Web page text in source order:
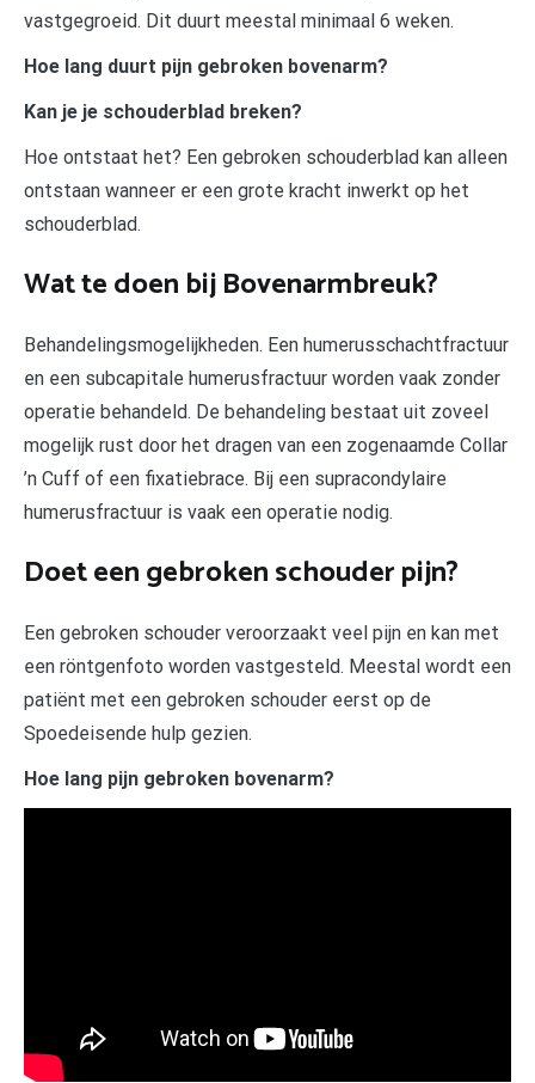
vastgegroeid. Dit duurt meestal minimaal 6 weken.
Hoe lang duurt pijn gebroken bovenarm?
Kan je je schouderblad breken?
Hoe ontstaat het? Een gebroken schouderblad kan alleen
ontstaan wanneer er een grote kracht inwerkt op het
schouderblad.
Wat te doen bij Bovenarmbreuk?
Behandelingsmogelijkheden. Een humerusschachtfractuur
en een subcapitale humerusfractuur worden vaak zonder
operatie behandeld. De behandeling bestaat uit zoveel
mogelijk rust door het dragen van een zogenaamde Collar
’n Cuff of een fixatiebrace. Bij een supracondylaire
humerusfractuur is vaak een operatie nodig.
Doet een gebroken schouder pijn?
Een gebroken schouder veroorzaakt veel pijn en kan met
een röntgenfoto worden vastgesteld. Meestal wordt een
patiënt met een gebroken schouder eerst op de
Spoedeisende hulp gezien.
Hoe lang pijn gebroken bovenarm?